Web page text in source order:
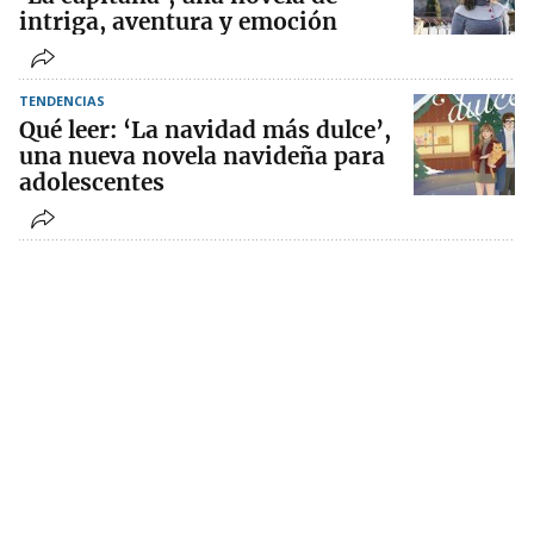
intriga, aventura y emoción
TENDENCIAS
Qué leer: ‘La navidad más dulce’,
una nueva novela navideña para
adolescentes